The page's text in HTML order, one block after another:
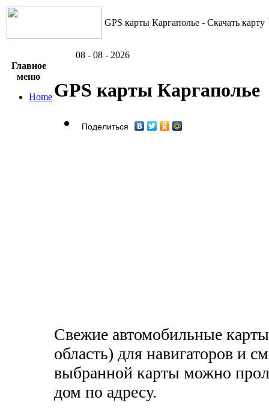
GPS карты Каргаполье - Скачать карту
08 - 08 - 2026
Главное
меню
Home GPS карты Каргаполье
Поделиться
Свежие автомобильные
область) для навигаторов и
выбранной карты можно
дом по адресу.